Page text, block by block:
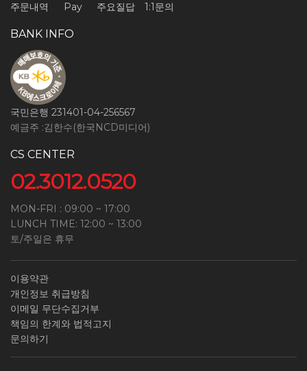
주문내역 Pay 주요질답 1:1문의
BANK INFO
국민은행 231401-04-256567
예금주 :김한수(한국NCD미디어)
CS CENTER
02.3012.0520
MON-FRI : 09:00 ~ 17:00
LUNCH TIME: 12:00 ~ 13:00
토/주일은 휴무
이용약관
개인정보 취급방침
이메일 무단수집거부
책임의 한계와 법적고지
문의하기